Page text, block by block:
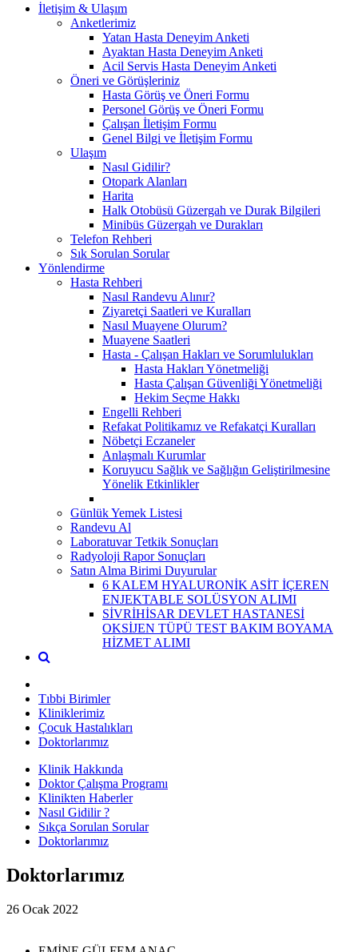
İletişim & Ulaşım
Anketlerimiz
Yatan Hasta Deneyim Anketi
Ayaktan Hasta Deneyim Anketi
Acil Servis Hasta Deneyim Anketi
Öneri ve Görüşleriniz
Hasta Görüş ve Öneri Formu
Personel Görüş ve Öneri Formu
Çalışan İletişim Formu
Genel Bilgi ve İletişim Formu
Ulaşım
Nasıl Gidilir?
Otopark Alanları
Harita
Halk Otobüsü Güzergah ve Durak Bilgileri
Minibüs Güzergah ve Durakları
Telefon Rehberi
Sık Sorulan Sorular
Yönlendirme
Hasta Rehberi
Nasıl Randevu Alınır?
Ziyaretçi Saatleri ve Kuralları
Nasıl Muayene Olurum?
Muayene Saatleri
Hasta - Çalışan Hakları ve Sorumlulukları
Hasta Hakları Yönetmeliği
Hasta Çalışan Güvenliği Yönetmeliği
Hekim Seçme Hakkı
Engelli Rehberi
Refakat Politikamız ve Refakatçi Kuralları
Nöbetçi Eczaneler
Anlaşmalı Kurumlar
Koruyucu Sağlık ve Sağlığın Geliştirilmesine
Yönelik Etkinlikler
Günlük Yemek Listesi
Randevu Al
Laboratuvar Tetkik Sonuçları
Radyoloji Rapor Sonuçları
Satın Alma Birimi Duyurular
6 KALEM HYALURONİK ASİT İÇEREN
ENJEKTABLE SOLÜSYON ALIMI
SİVRİHİSAR DEVLET HASTANESİ
OKSİJEN TÜPÜ TEST BAKIM BOYAMA
HİZMET ALIMI
Tıbbi Birimler
Kliniklerimiz
Çocuk Hastalıkları
Doktorlarımız
Klinik Hakkında
Doktor Çalışma Programı
Klinikten Haberler
Nasıl Gidilir ?
Sıkça Sorulan Sorular
Doktorlarımız
Doktorlarımız
26 Ocak 2022